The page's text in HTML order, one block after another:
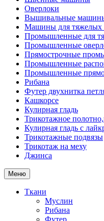
Оверлоки
Вышивальные
Машины для тяжелых
Промышленные для
Промышленные
Прямострочные
Промышленные
Промышленные
Рибана
Футер двухнитка
Кашкорсе
Кулирная гладь
Трикотажное
Кулирная гладь с
Трикотажные подвязы
Трикотаж на меху
Джинса
Меню
Ткани
Муслин
Рибана
Футер